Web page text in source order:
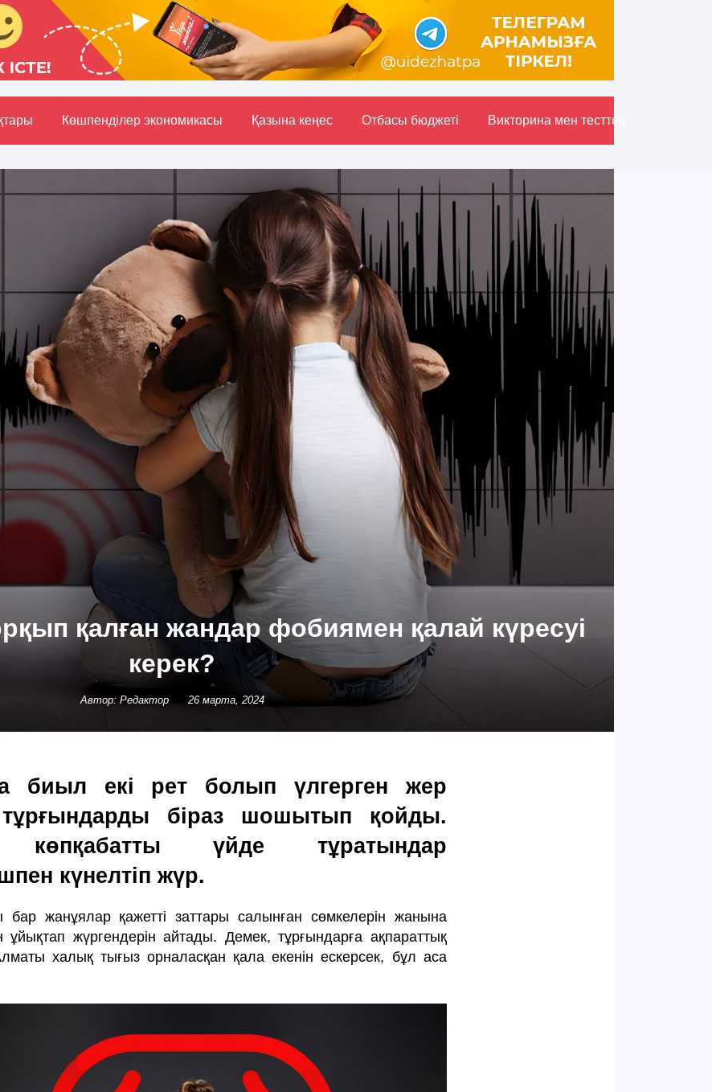
Көшпенділер экономикасы Қазына кеңес Отбасы бюджетi Викторина мен тесттер
қалған жандар фобиямен қалай күресуі
керек?
Автор: Редактор 26 марта, 2024
биыл екі рет болып үлгерген жер
тұрғындарды біраз шошытып қойды.
көпқабатты үйде тұратындар
күнелтіп жүр.
жанұялар қажетті заттары салынған сөмкелерін жанына
ұйықтап жүргендерін айтады. Демек, тұрғындарға ақпараттық
халық тығыз орналасқан қала екенін ескерсек, бұл аса